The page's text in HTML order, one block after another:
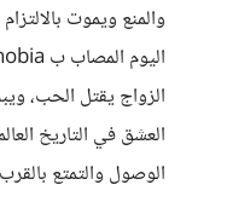
والمنع ويموت
الزواج يقتل الحب،
العشق في التاريخ
الوصول والتمتع